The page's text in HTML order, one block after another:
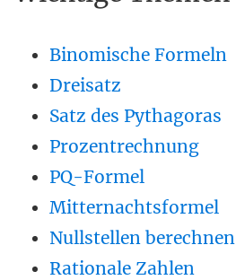
Binomische Formeln
Dreisatz
Satz des Pythagoras
Prozentrechnung
PQ-Formel
Mitternachtsformel
Nullstellen berechnen
Rationale Zahlen